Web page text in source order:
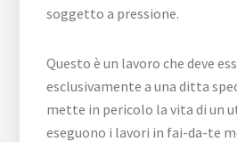
soggetto a pressione.
Questo è un lavoro che deve
esclusivamente a una ditta
mette in pericolo la vita di un
eseguono i lavori in fai-da-te